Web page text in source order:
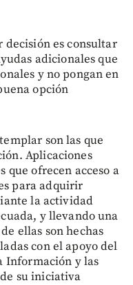
decisión es consultar
adicionales que
y no pongan en
opción
son las que
Aplicaciones
que ofrecen acceso a
para adquirir
la actividad
y llevando una
ellas son hechas
con el apoyo del
Información y las
su iniciativa